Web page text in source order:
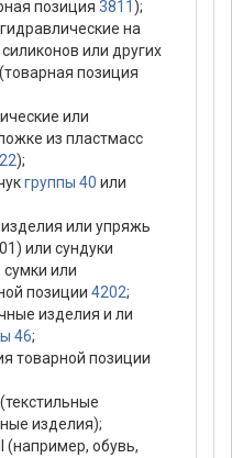
позиция 3811);
на
или других
(товарная позиция
или
из пластмасс
);
группы 40 или
или упряжь
или сундуки
или
позиции 4202;
изделия и ли
46;
товарной позиции
изделия);
(например, обувь,